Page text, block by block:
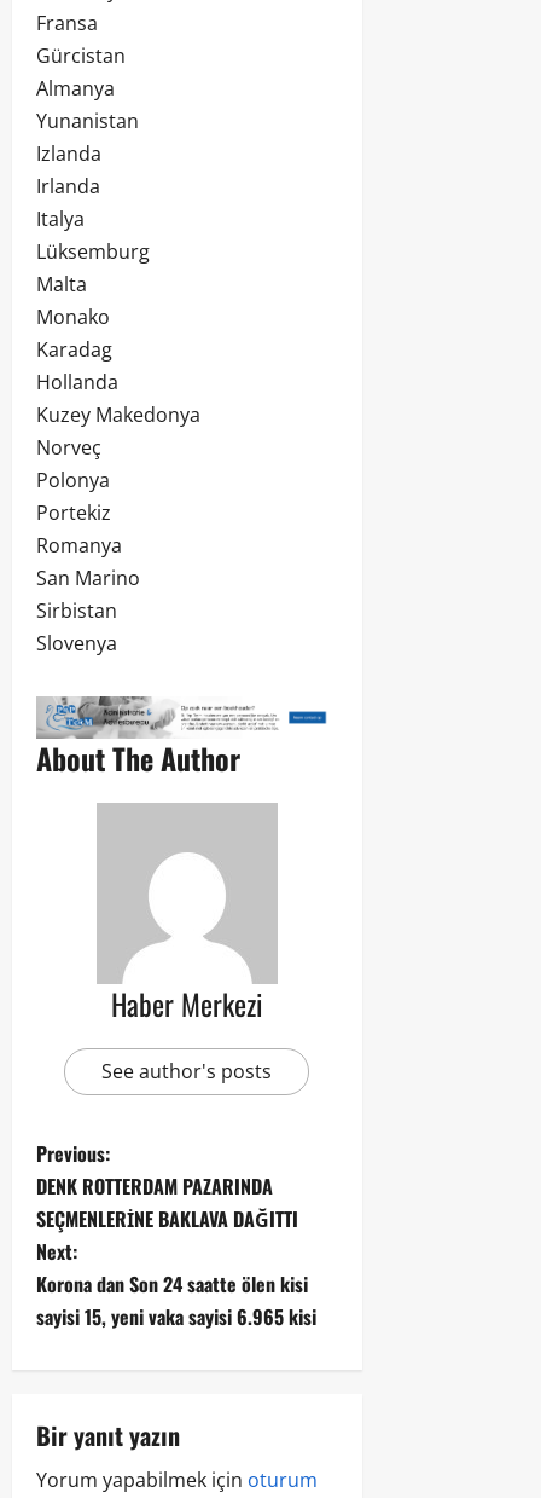
Fransa
Gürcistan
Almanya
Yunanistan
Izlanda
Irlanda
Italya
Lüksemburg
Malta
Monako
Karadag
Hollanda
Kuzey Makedonya
Norveç
Polonya
Portekiz
Romanya
San Marino
Sirbistan
Slovenya
About The Author
Haber Merkezi
See author's posts
Previous:
DENK ROTTERDAM PAZARINDA
SEÇMENLERİNE BAKLAVA DAĞITTI
Next:
Korona dan Son 24 saatte ölen kisi
sayisi 15, yeni vaka sayisi 6.965 kisi
Bir yanıt yazın
Yorum yapabilmek için oturum